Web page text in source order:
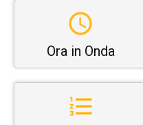
Ora in Onda